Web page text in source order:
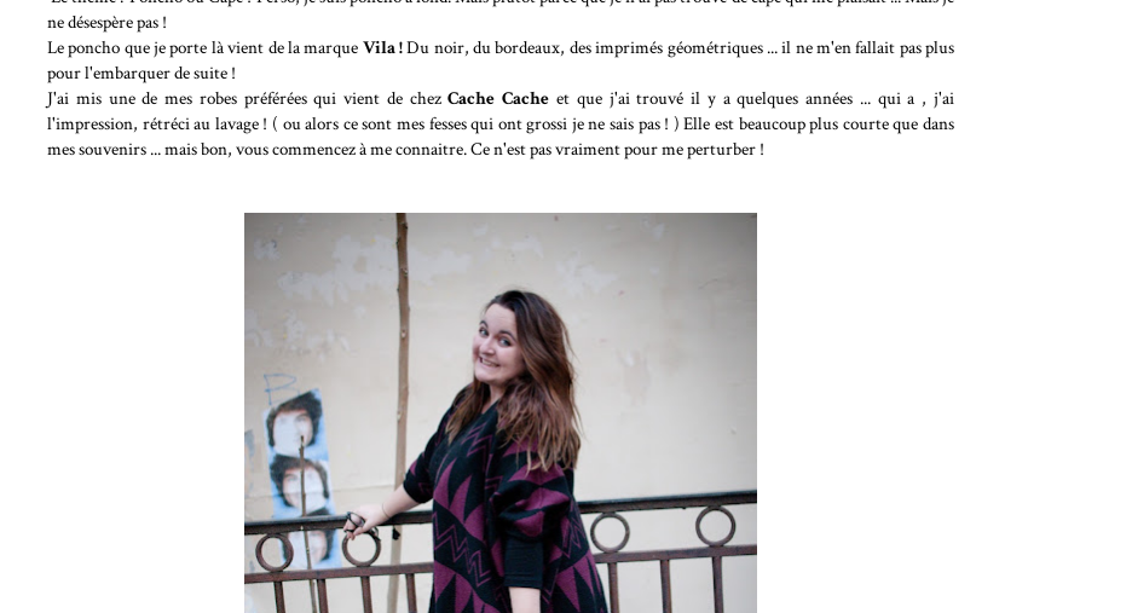
ne désespère pas !
Le poncho que je porte là vient de la marque Vila !Du noir, du bordeaux, des imprimés géométriques ... il ne m'en fallait pas plus
pour l'embarquer de suite !
J'ai mis une de mes robes préférées qui vient de chezCache Cache et que j'ai trouvé il y a quelques années ... qui a , j'ai
l'impression, rétréci au lavage ! ( ou alors ce sont mes fesses qui ont grossi je ne sais pas ! ) Elle est beaucoup plus courte que dans
mes souvenirs ... mais bon, vous commencez à me connaitre. Ce n'est pas vraiment pour me perturber !